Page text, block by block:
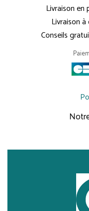
Livraison
Livraison
Conseils